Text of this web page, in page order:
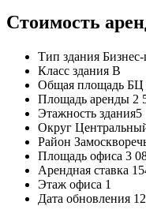
Стоимость
Тип здания
Класс здания B
Общая площадь БЦ
Площадь аренды 2
Этажность здания5
Округ
Район
Площадь офиса 3
Арендная ставка
Этаж офиса 1
Дата обновления